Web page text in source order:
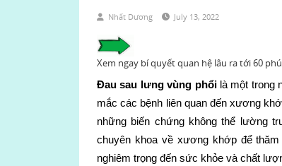
Nhất Dương July 13, 2022
Xem ngay bí quyết quan hệ lâu ra tới 60
Đau sau lưng vùng phổi là một trong
mắc các bệnh liên quan đến xương
những biến chứng không thể lường
chuyên khoa về xương khớp để
nghiêm trọng đến sức khỏe và chất